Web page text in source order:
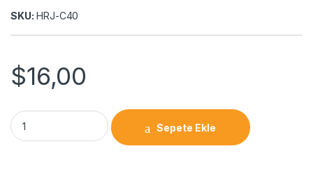
SKU: HRJ-C40
$16,00
Sepete Ekle